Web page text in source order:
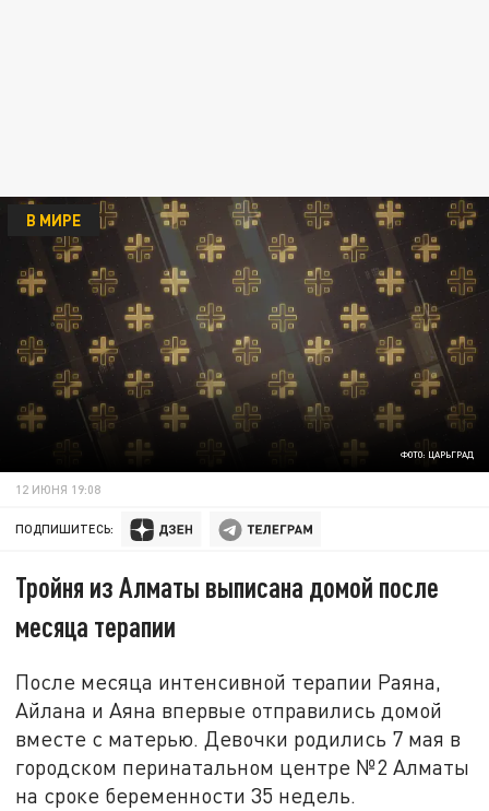
ФОТО: ЦАРЬГРАД
В МИРЕ
12 ИЮНЯ 19:08
ПОДПИШИТЕСЬ:
Тройня из Алматы выписана домой после
месяца терапии
После месяца интенсивной терапии Раяна,
Айлана и Аяна впервые отправились домой
вместе с матерью. Девочки родились 7 мая в
городском перинатальном центре №2 Алматы
на сроке беременности 35 недель.